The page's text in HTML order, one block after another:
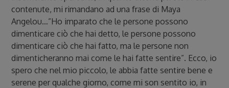
contenute, mi rimandano ad una frase di Maya
Angelou…”Ho imparato che le persone possono
dimenticare ciò che hai detto, le persone possono
dimenticare ciò che hai fatto, ma le persone non
dimenticheranno mai come le hai fatte sentire”. Ecco, io
spero che nel mio piccolo, le abbia fatte sentire bene e
serene per qualche giorno, come mi son sentito io, in